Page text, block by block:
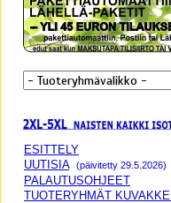
ESITTELY
UUTISIA
(päivitetty 29.5.2026)
PALAUTUSOHJEET
TUOTERYHMÄT